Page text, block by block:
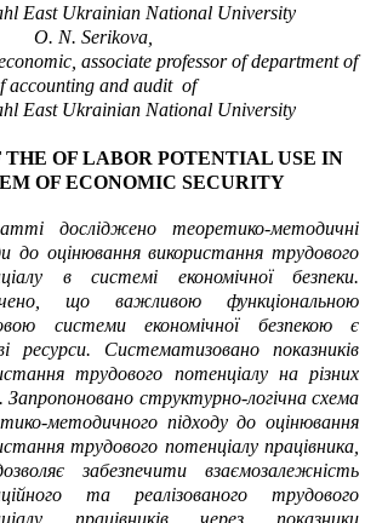
East Ukrainian National University
O. N. Serikova
associate professor of department of
accounting and audit of
East Ukrainian National University
OF LABOR POTENTIAL USE IN
OF ECONOMIC SECURITY
досліджено теоретико-методичні
до оцінювання використання трудового
в системі економічної безпеки.
що важливою функціональною
системи економічної безпекою є
ресурси. Систематизовано показників
трудового потенціалу на різних
Запропоновано структурно-логічна схема
методичного підходу до оцінювання
трудового потенціалу працівника,
забезпечити взаємозалежність
та реалізованого трудового
працівників через показники